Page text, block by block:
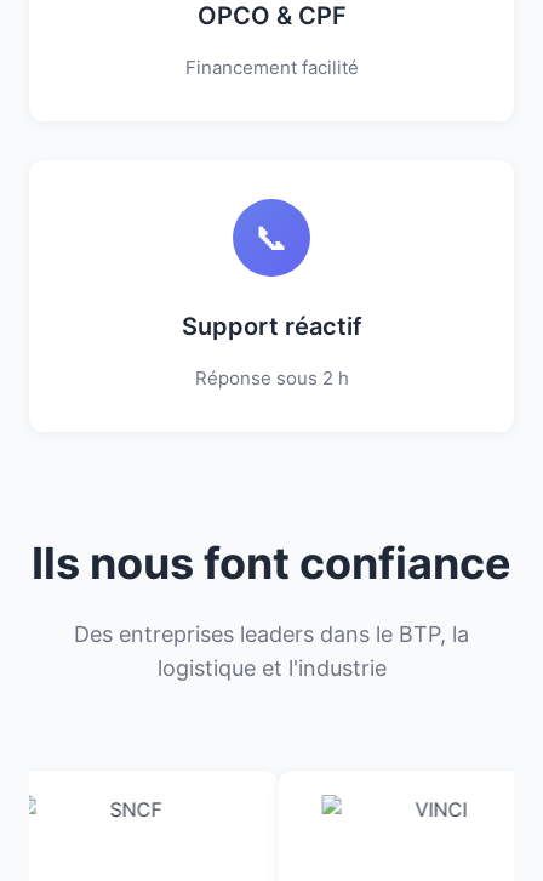
OPCO & CPF
Financement facilité
📞
Support réactif
Réponse sous 2 h
Ils nous font confiance
Des entreprises leaders dans le BTP, la
logistique et l'industrie